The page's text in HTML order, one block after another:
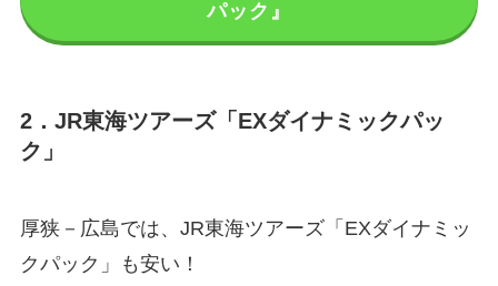
パック』
2．JR東海ツアーズ「EXダイナミックパッ
ク」
厚狭－広島では、JR東海ツアーズ「EXダイナミッ
クパック」も安い！